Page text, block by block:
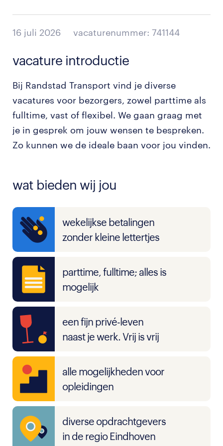
16 juli 2026 vacaturenummer: 741144
vacature introductie
Bij Randstad Transport vind je diverse
vacatures voor bezorgers, zowel parttime als
fulltime, vast of flexibel. We gaan graag met
je in gesprek om jouw wensen te bespreken.
Zo kunnen we de ideale baan voor jou vinden.
wat bieden wij jou
wekelijkse betalingen
zonder kleine lettertjes
parttime, fulltime; alles is
mogelijk
een fijn privé-leven
naast je werk. Vrij is vrij
alle mogelijkheden voor
opleidingen
diverse opdrachtgevers
in de regio Eindhoven